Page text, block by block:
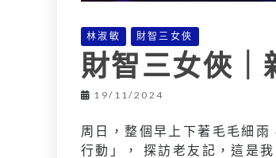
林淑敏 財智三女俠
財智三女俠｜
19/11/2024
周日，整個早上下著毛毛細
行動」， 探訪老友記，這是